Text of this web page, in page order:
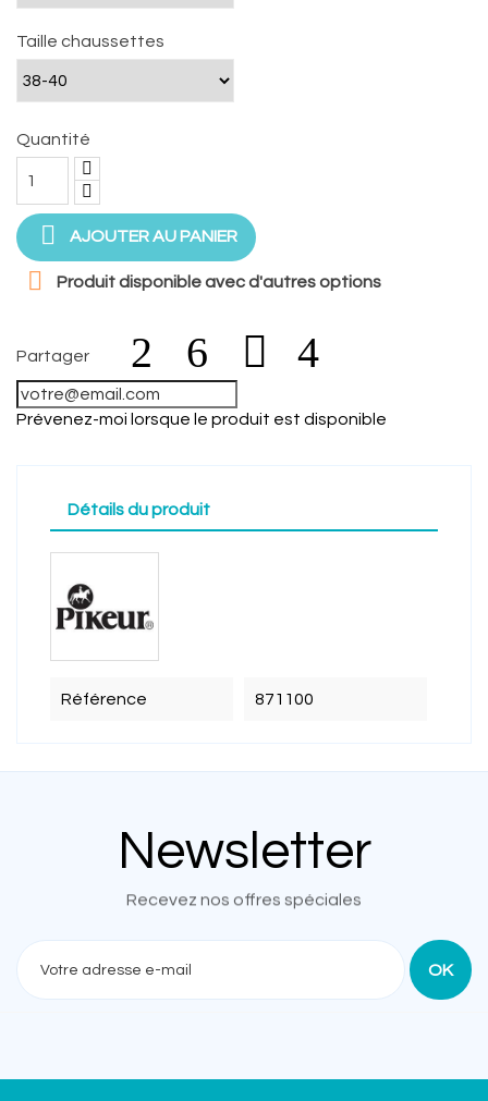
Taille chaussettes
Quantité
 AJOUTER AU PANIER
 Produit disponible avec d'autres options
Partager
Prévenez-moi lorsque le produit est disponible
Détails du produit
Référence 871100
Newsletter
Recevez nos offres spéciales